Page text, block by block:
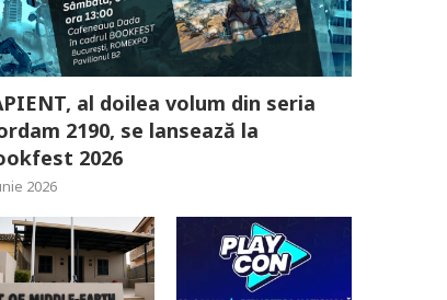
al doilea volum din seria
2190, se lansează la
2026
2026